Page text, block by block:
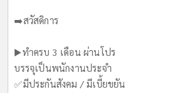
➡️สวัสดิการ
▶️ทำครบ 3 เดือน ผ่านโปร
บรรจุเป็นพนักงานประจำ
✅️มีประกันสังคม / มีเบี้ยขยัน